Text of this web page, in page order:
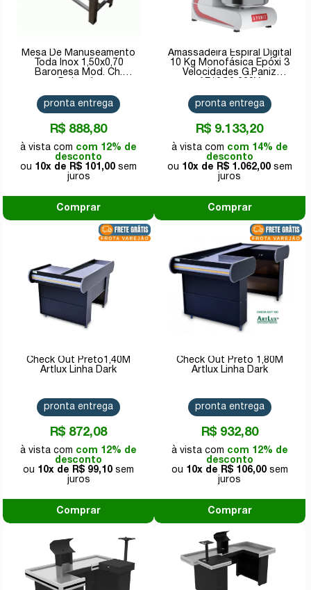
Mesa De Manuseamento
Toda Inox 1,50x0,70
Baronesa Mod. Ch.
R$ 888,80
com 12% de
desconto
10x de
R$ 101,00
pronta entrega
Comprar
Amassadeira Espiral Digital
10 Kg Monofásica Epóxi 3
Velocidades G.Paniz
R$ 9.133,20
com 14% de
desconto
10x de
R$ 1.062,00
pronta entrega
Comprar
Check Out Preto1,40M
Artlux Linha Dark
R$ 872,08
com 12% de
desconto
10x de
R$ 99,10
pronta entrega
Comprar
Check Out Preto 1,80M
Artlux Linha Dark
R$ 932,80
com 12% de
desconto
10x de
R$ 106,00
pronta entrega
Comprar